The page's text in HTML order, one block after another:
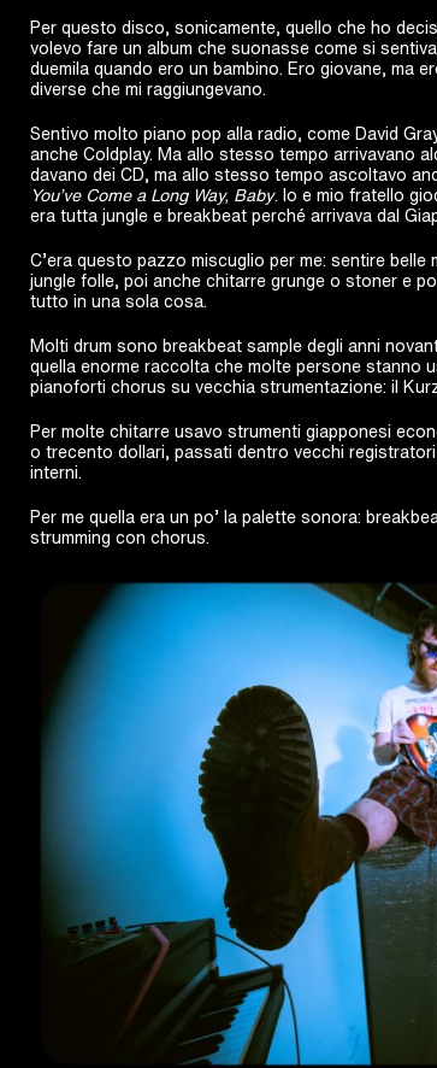
Per questo disco, sonicamente, quello che ho
volevo fare un album che suonasse come si
duemila quando ero un bambino. Ero giovane, ma
diverse che mi raggiungevano.
Sentivo molto piano pop alla radio, come David
anche Coldplay. Ma allo stesso tempo arrivavano
davano dei CD, ma allo stesso tempo ascoltavo
You’ve Come a Long Way, Baby. Io e mio fratello
era tutta jungle e breakbeat perché arrivava dal
C’era questo pazzo miscuglio per me: sentire
jungle folle, poi anche chitarre grunge o stoner e
tutto in una sola cosa.
Molti drum sono breakbeat sample degli anni
quella enorme raccolta che molte persone stanno
pianoforti chorus su vecchia strumentazione: il
Per molte chitarre usavo strumenti giapponesi
o trecento dollari, passati dentro vecchi
interni.
Per me quella era un po’ la palette sonora:
strumming con chorus.